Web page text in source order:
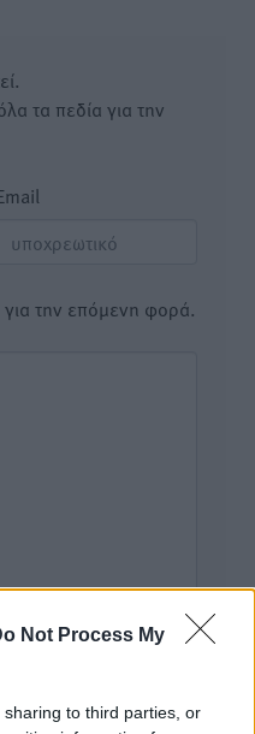
Not Process My
to third parties, or
τα πεδία για την
την επόμενη φορά.